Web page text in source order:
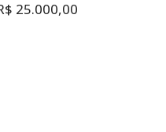
25.000,00